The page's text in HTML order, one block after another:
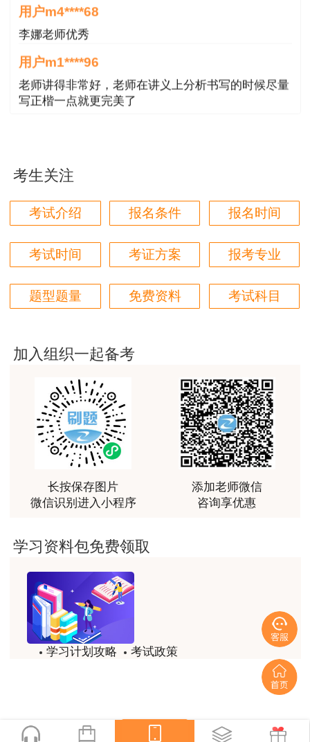
考生常关注自己考区人事考试网或者建设工程教育
网成绩查询栏目即可。
用户m4****68
李娜老师优秀
用户m1****96
老师讲得非常好，老师在讲义上分析书写的时候尽量
写正楷一点就更完美了
用户85****06
真的是把学习变成自己能理解的语言最重要！
用户m1****88
太喜欢王英老师了
平台历史购买的课程，老师讲的多非常好
老师讲的很细致很认真，课件准备充分也非常有耐
用户m0****88
最棒的预习课
用户m2****66
越听越觉得好
用户m2****66
非常非常非常非常棒！！!！
用户m2****66
非常非常非常非常棒！！!！
土建计量这门课我听了门金瑞和孙琦两位老师的课
试，非常感谢两位老师的课程。
考生关注
考试介绍 报名条件 报名时间
考试时间 考证方案 报考专业
题型题量 免费资料 考试科目
加入组织一起备考
长按保存图片
微信识别进入小程序
添加老师微信
咨询享优惠
学习资料包免费领取
学习计划攻略
考试政策